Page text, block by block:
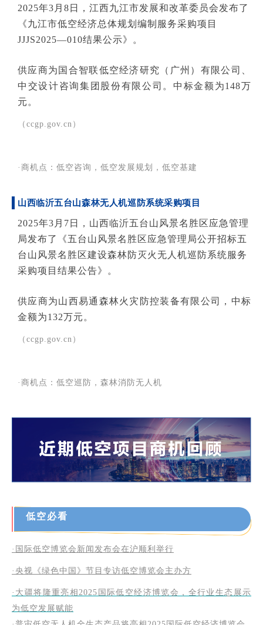
2025年3月8日，江西九江市发展和改革委员会发布了
《九江市低空经济总体规划编制服务采购项目
JJJS2025—010结果公示》。
供应商为国合智联低空经济研究（广州）有限公司、
中交设计咨询集团股份有限公司。中标金额为148万
元。
（ccgp.gov.cn）
·商机点：低空咨询，低空发展规划，低空基建
山西临沂五台山森林无人机巡防系统采购项目
2025年3月7日，山西临沂五台山风景名胜区应急管理
局发布了《五台山风景名胜区应急管理局公开招标五
台山风景名胜区建设森林防灭火无人机巡防系统服务
采购项目结果公告》。
供应商为山西易通森林火灾防控装备有限公司，中标
金额为132万元。
（ccgp.gov.cn）
·商机点：低空巡防，森林消防无人机
低空必看
· 国际低空博览会新闻发布会在沪顺利举行
·央视《绿色中国》节目专访低空博览会主办方
·大疆将隆重亮相2025国际低空经济博览会，全行业生态展示
为低空发展赋能